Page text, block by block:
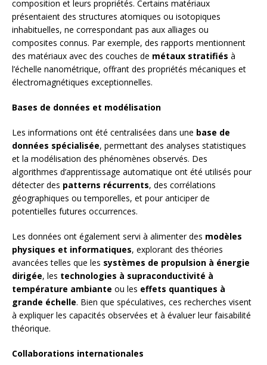
composition et leurs propriétés. Certains matériaux
présentaient des structures atomiques ou isotopiques
inhabituelles, ne correspondant pas aux alliages ou
composites connus. Par exemple, des rapports mentionnent
des matériaux avec des couches de métaux stratifiés à
l’échelle nanométrique, offrant des propriétés mécaniques et
électromagnétiques exceptionnelles.
Bases de données et modélisation
Les informations ont été centralisées dans une base de
données spécialisée, permettant des analyses statistiques
et la modélisation des phénomènes observés. Des
algorithmes d’apprentissage automatique ont été utilisés pour
détecter des patterns récurrents, des corrélations
géographiques ou temporelles, et pour anticiper de
potentielles futures occurrences.
Les données ont également servi à alimenter des modèles
physiques et informatiques, explorant des théories
avancées telles que les systèmes de propulsion à énergie
dirigée, les technologies à supraconductivité à
température ambiante ou les effets quantiques à
grande échelle. Bien que spéculatives, ces recherches visent
à expliquer les capacités observées et à évaluer leur faisabilité
théorique.
Collaborations internationales